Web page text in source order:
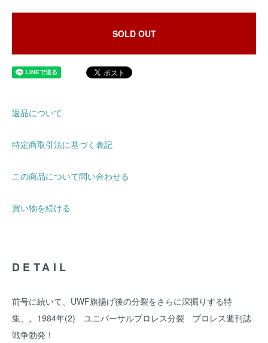
SOLD OUT
返品について
特定商取引法に基づく表記
この商品について問い合わせる
買い物を続ける
DETAIL
前号に続いて、UWF旗揚げ後の分裂をさらに深掘りする特
集、。1984年(2) ユニバーサルプロレス分裂 プロレス週刊誌
戦争勃発！